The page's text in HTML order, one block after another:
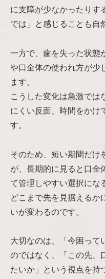
に支障が少なかったりす
では」と感じることも自
一方で、歯を失った状態
や口全体の使われ方が少
ます。
こうした変化は急激では
にくい反面、時間をかけ
す。
そのため、短い期間だけ
が、長期的に見ると口全
て管理しやすい選択にな
どこまで先を見据えるか
いが変わるのです。
大切なのは、「今困って
のではなく、「この先、
たいか」という視点を持